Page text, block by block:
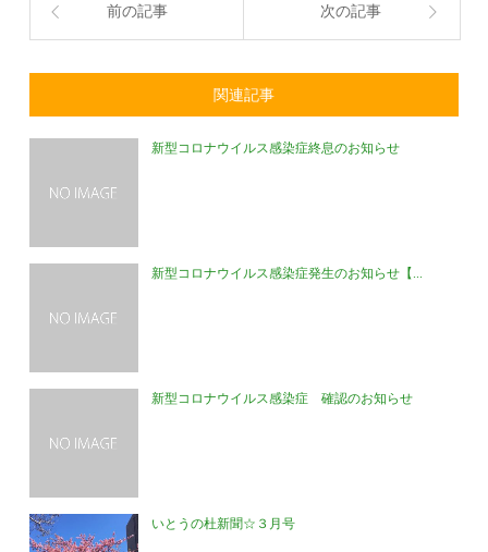
前の記事 次の記事
関連記事
新型コロナウイルス感染症終息のお知らせ
新型コロナウイルス感染症発生のお知らせ【...
新型コロナウイルス感染症 確認のお知らせ
いとうの杜新聞☆３月号